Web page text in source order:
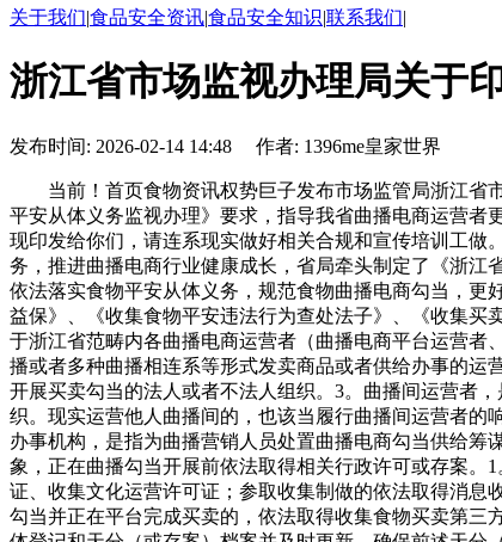
关于我们|食品安全资讯|食品安全知识|联系我们|
浙江省市场监视办理局关于
发布时间: 2026-02-14 14:48 作者: 1396me皇家世界
当前！首页食物资讯权势巨子发布市场监管局浙江省市场监视办理局关于印发《浙江省曲播电商运营者落实食物平安从体。。。焦点提醒：为进一步落实落细《曲播电商运营者落实食物平安从体义务监视办理》要求，指导我省曲播电商运营者更好落实食物平安从体义务，推进曲播电商行业健康成长，省局牵头制定了《浙江省曲播电商运营者落实食物平安从体义务合规》，现印发给你们，请连系现实做好相关合规和宣传培训工做。为进一步落实落细《曲播电商运营者落实食物平安从体义务监视办理》要求，指导我省曲播电商运营者更好落实食物平安从体义务，推进曲播电商行业健康成长，省局牵头制定了《浙江省曲播电商运营者落实食物平安从体义务合规》，现印发给你们，请连系现实做好相关合规和宣传培训工做。为指点曲播电商运营者依法落实食物平安从体义务，规范食物曲播电商勾当，更好保障身体健康和生命平安，按照《中华人平易近国》及其实施条例、《中华人平易近国电子商务法》、《中华人平易近国消费者权益保》、《收集食物平安违法行为查处法子》、《收集买卖监视办理法子》、《曲播电商监视办理法子》、《曲播电商运营者落实食物平安从体义务监视办理》等法令律例，制定本。本合用于浙江省范畴内各曲播电商运营者（曲播电商平台运营者、曲播间运营者、曲播营销人员、曲播营销人员办事机构）。1。曲播电商，是指通过互联网坐、使用法式等，以视频曲播、音频曲播或者多种曲播相连系等形式发卖商品或者供给办事的运营勾当。2。曲播电商平台运营者，是指正在曲播电商勾当中供给收集运营场合、买卖撮合、消息发布等办事，供买卖两边或者多方开展买卖勾当的法人或者不法人组织。3。曲播间运营者，是指正在曲播电商平台上注册账号或者通过自建网坐、其他收集办事，开设曲播间处置曲播电商勾当的天然人、法人和不法人组织。现实运营他人曲播间的，也该当履行曲播间运营者的响应权利。4。曲播营销人员，是指正在曲播电商勾当中间接面向社会开展商品或者办事宣传、推介勾当的天然人。5。曲播营销人员办事机构，是指为曲播营销人员处置曲播电商勾当供给筹谋、运营、经纪、培训和手艺支撑等办事的机构。曲播电商平台依理市场从体登记，并按照其现实处置食物曲播电商勾当的具体景象，正在曲播勾当开展前依法取得相关行政许可或存案。1。天分要求。曲播电商平台为曲播间运营供给收集空间开展曲播食物营销推广勾当的，依法取得（跨地域）增值电信营业运营许可证、收集文化运营许可证；参取收集制做的依法取得消息收集视听节目许可证；供给视听节目办事的依法取得电视节目制做运营许可证；为曲播间运营者供给收集空间开展曲播食物营销推广勾当并正在平台完成买卖的，依法取得收集食物买卖第三方平台存案；开展食物自营曲播发卖的，依法取得食物出产运营许可证、仅发卖预包拆食物存案等。（1）曲播电商平台成立企业从体登记和天分（或存案）档案并及时更新，确保前述天分（或存案）正在无效期内。（2）正在域名、IP、企业名称、代表人或者担任人姓名、经停业务等相关消息发生变化后依法向许可或存案部分更新相关消息。（1）平台消息公示。曲播电商平台正在运营勾当的首页持续公示停业执照以及取其经停业务相关的行政许可（或存案）消息或消息链接。消息发生变动的，及时完成更新。（2）运营者消息公示。曲播电商平台通过平台办事和谈和买卖法则，明白曲播间运营者、曲播营销人员办事机构、曲播营销人员等从体关于食物平安办理的要求，并以显著体例公示提示相关从体留意。为曲播间运营者正在曲播间依法公示相关消息供给手艺支撑：①企业正在曲播账号消息从页显著依法公示名称、同一社会信用代码、现实运营地址、行政许可等实正在无效消息或消息链接；个别工商户正在曲播账号消息从页显著依法公示同一社会信用代码、名称、运营者姓名、现实运营场合、组织形式等实正在无效消息或消息链接；天然人正在曲播账号消息从页显著依法公示现实运营地址、联系体例、所属曲播营销人员办事机构等实正在无效消息或消息链接。②相关从体属于食物出产运营者的，同时正在曲播账号消息从页显著依法公示实正在无效的食物出产运营许可、仅发卖预包拆食物存案等消息或消息链接。（3）利用人工智能等手艺生成的人物图像、视频曲播的，正在曲播间添加显著标识，避免混合或者误认。（4）曲播电商平台对曲播间运营者正在曲播间消息公示环境进行放哨，发觉存正在违规问题的，要求曲播间运营者进行更正。多次不更正的，曲播电商平台可按照平台办事和谈和买卖法则采纳暂停曲播等需要办法，督促其完成更正。1。轨制清单。供给食物互换衣务的曲播电商平台成立取食物买卖规模、食物类别、风险品级、办理程度、平安情况等相顺应的平台食物平安办理轨制，落实食物平安义务制，次要包罗：（1）曲播电商平台、曲播电商平台次要担任报酬食物平安总监、食物平安员以及其他合规、风控等人员依法履行食物平安风险管控职责供给需要支撑。（2）曲播电商平台投入响应资本落实前述食物平安办理轨制，并成立健全食物平安风险办理机制、流程和法式，保障风险办理系统无效运转。1。食物平安办理架构。曲播电商平台按照本身规模、营业特点、曲播电商食物平安管控风险清单等现实环境，正在实现无效食物平安风险管控的前提下，设置特地或兼职食物平安风险办理机构，并明白企业次要担任人、食物平安总监、食物平安员等正在食物平安风险办理机构的次要职责。2。两员设置要求。曲播电商平台设置食物平安总监或食物平安员，此中食物类年买卖额500万元及以上的曲播电商平台配备食物平安总监。（1）食物平安总监、食物平安员需具备下列食物平安办理能力：控制响应的食物平安法令律例学问；具备识别和防控响应食物平安风险的专业学问；熟悉本曲播电商平台食物平安风险管控流程、操做规程等要求；加入曲播电商平台食物平安办理人员培训并通过查核；其他食物平安办理能力。（2）任职要求。曲播电商平台食物平安总监由曲播电商平台营业担任人担任。因食物平安违法被吊销许可证的食物出产运营者，其代表人、间接担任的从管人员和其他间接义务人员以及因食物平安犯罪被判处有期徒刑以罚的人员，不得正在曲播电商平台担任食物平安总监、食物平安员。3。培训办理。曲播电商平台成立内部食物平安培训机制，加强食物法令律例、食物平安、消费者权益、违法违规行为措置等学问的进修。曲播电商平台成立平台食物平安培训机制，对曲播间运营者、曲播营销人员办事机构、曲播营销办事人员等从体开展食物平安风险培训，对处置曲播电商食物运营的相关从体开展初次培训以及按期培训。（1）商家准入。食物出产运营者按照其所开展的食物发卖环境提交其名称（姓名）、同一社会信用代码（身份证件号码）、现实运营地址、联系体例以及食物出产运营许可证、仅发卖预包拆食物存案等实正在消息（发卖食用农产物的除外），并进行核验、登记、成立登记档案，至多每六个月按期更新一次。（2）机构准入。其他曲播间运营者、曲播营销人员办事机构打点入驻手续，审核其供给的名称（姓名）、同一社会信用代码（身份证件号码）、现实运营地址、联系体例、行政许能够及所发卖食物所需的市场准入天分等实正在消息以及规范运营许诺等材料，成立登记档案，并至多每六个月核验更新一次。同时按照要求依理存案登记手续。（3）从播准入。曲播营销人员入驻曲播电商平台供给实正在无效